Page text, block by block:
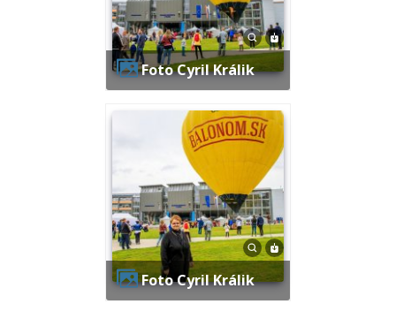
Foto Cyril Králik
Foto Cyril Králik